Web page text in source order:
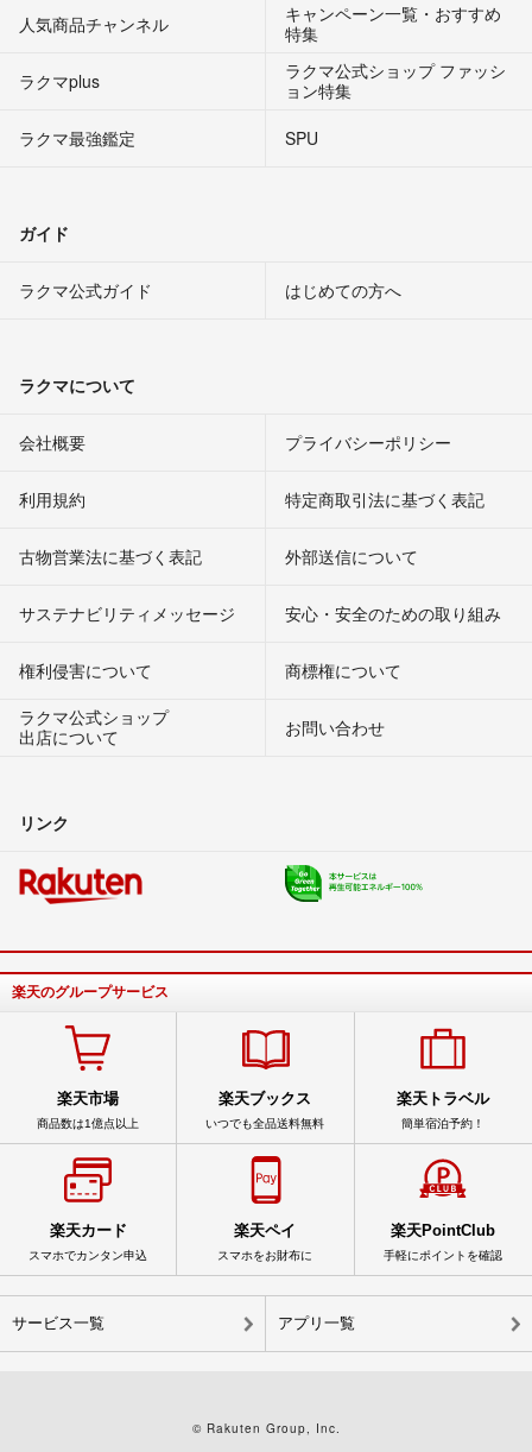
人気商品チャンネル
キャンペーン一覧・おすすめ
特集
ラクマplus
ラクマ公式ショップ ファッシ
ョン特集
ラクマ最強鑑定
SPU
ガイド
ラクマ公式ガイド はじめての方へ
ラクマについて
会社概要 プライバシーポリシー
利用規約 特定商取引法に基づく表記
古物営業法に基づく表記 外部送信について
サステナビリティメッセージ 安心・安全のための取り組み
権利侵害について
商標権について
ラクマ公式ショップ
出店について
お問い合わせ
リンク
楽天のグループサービス
楽天市場
商品数は1億点以上
楽天ブックス
いつでも全品送料無料
楽天トラベル
簡単宿泊予約！
楽天カード
スマホでカンタン申込
楽天ペイ
スマホをお財布に
楽天PointClub
手軽にポイントを確認
サービス一覧 アプリ一覧
© Rakuten Group, Inc.